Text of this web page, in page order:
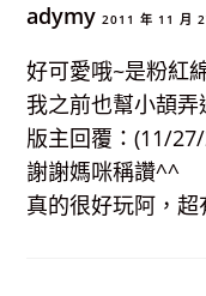
adymy2011 年 11 月
好可愛哦~是粉紅
我之前也幫小頡
版主回覆：(11/
謝謝媽咪稱讚^^
真的很好玩阿，超